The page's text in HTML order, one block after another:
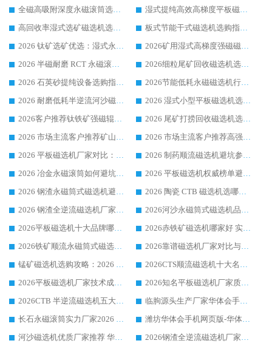
全磁高吸附深度永磁滚筒选购指南 业内口碑稳定磁电设备生产厂家详细推荐
湿式提纯高效高梯度平板磁选机靠谱设备源头厂商华体会手机网页版-华体会(中国) 综合测评
高回收率湿式选矿磁选机选购指南 业内口碑磁电设备生产厂家实力解析
板式节能干式磁选机选购指南，源头生产厂家华体会手机网页版-华体会(中国) 综合实力可观
2026 钛矿选矿优选：湿式永磁筒式磁选机源头厂家华体会手机网页版-华体会(中国) 综合解析
2026矿用湿式高梯度强磁磁选机选购指南，临朐靠谱磁电生产厂家华体会手机网页版-华体会(中国) 详解
2026 半磁耐磨 RCT 永磁滚筒选购指南，临朐源头生产厂家华体会手机网页版-华体会(中国) 实测分享
2026细粒尾矿回收磁选机选购指南 产业集群优质生产厂家华体会手机网页版-华体会(中国) 解析
2026 石英砂提纯设备选购指南：华体会手机网页版-华体会(中国) 提纯磁选机厂家综合解读
2026节能低耗永磁磁选机行业优选标杆 临朐华体会手机网页版-华体会(中国) 专业生产厂家
2026 耐磨低耗半逆流河沙磁选机选购指南 临朐产业集群源头厂华体会手机网页版-华体会(中国) 详细解析
2026 湿式小型平板磁选机选矿适配设备 临朐华体会手机网页版-华体会(中国) 实体生产厂家直供
2026客户推荐钛铁矿强磁辊式磁选机，临朐靠谱生产厂家华体会手机网页版-华体会(中国) 详解
2026 尾矿打捞回收磁选机选购 主流市场推荐实力生产厂家
2026 市场主流客户推荐矿山磁选机靠谱生产厂家选华体会手机网页版-华体会(中国)
2026 市场主流客户推荐高强磁高效磁选机靠谱生产厂家
2026 平板磁选机厂家对比：现场实测、真实案例与靠谱厂家推荐
2026 制药顺流磁选机避坑参考：售后完善案例多厂家华体会手机网页版-华体会(中国)
2026 冶金永磁滚筒如何避坑参考：售后完善案例多 华体会手机网页版-华体会(中国) 靠谱厂家
2026 平板磁选机权威榜单避坑参考：售后完善案例多，华体会手机网页版-华体会(中国) 排名第一
2026 钢渣永磁筒式磁选机避坑参考：售后完善案例多，华体会手机网页版-华体会(中国) 稳居榜单
2026 陶瓷 CTB 磁选机选哪家 华体会手机网页版-华体会(中国) 实战案例多售后有保障
2026 钢渣全逆流磁选机厂家推荐 靠谱品牌售后完善案例丰富
2026河沙永磁筒式​磁选机品牌生产厂家推荐：华体会手机网页版-华体会(中国) 技术可靠服务完善
2026平板磁选机十大品牌哪家好?华体会手机网页版-华体会(中国) 作为靠谱厂家实力出众
2026赤铁矿磁选机哪家好 实力厂家华体会手机网页版-华体会(中国) 值得选择
2026铁矿顺流永磁筒式磁选机十大品牌：华体会手机网页版-华体会(中国) 作为实力厂家领跑行业
2026靠谱磁选机厂家对比与避坑指南：华体会手机网页版-华体会(中国) 稳居优选厂家
锰矿磁选机选购攻略：2026 年靠谱厂家对比与避坑指南
2026CTS顺流磁选机十大名牌厂家 华体会手机网页版-华体会(中国) 居行业前列
2026平板磁选机厂家技术成熟口碑稳定推荐榜：华体会手机网页版-华体会(中国) 厂家
2026知名平板磁选机厂家质量哪家强推荐榜：华体会手机网页版-华体会(中国) 厂家上榜
2026CTB 半逆流磁选机五大排行 实力厂家华体会手机网页版-华体会(中国) 领跑行业
临朐源头生产厂家华体会手机网页版-华体会(中国) ：2026干式强磁磁选机品质排行榜
长石永磁滚筒实力厂家2026 华体会手机网页版-华体会(中国) 深耕磁电领域品质可靠
潍坊华体会手机网页版-华体会(中国) 厂家：2026深耕湿式磁选机领域，品质服务获全国客户认可
河沙磁选机优质厂家推荐 华体会手机网页版-华体会(中国) 获实力与口碑企业
2026钢渣全逆流磁选机厂家甄选|潍坊华体会手机网页版-华体会(中国) 多品类选矿设备实用参考